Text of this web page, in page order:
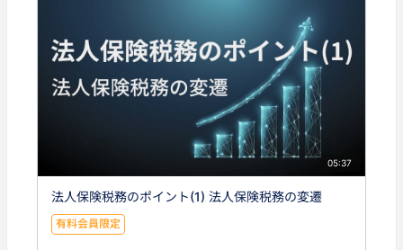
05:37
法人保険税務のポイント(1) 法人保険税務の変遷
有料会員限定